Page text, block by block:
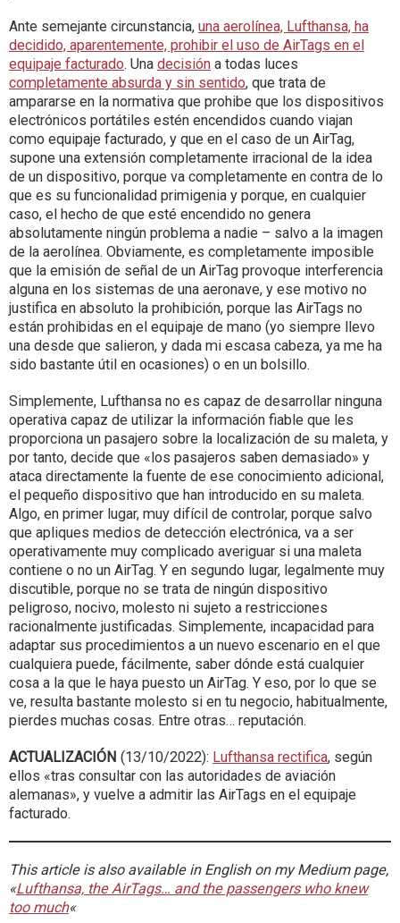
Ante semejante circunstancia, una aerolínea, Lufthansa, ha
decidido, aparentemente, prohibir el uso de AirTags en el
equipaje facturado. Una decisión a todas luces
completamente absurda y sin sentido, que trata de
ampararse en la normativa que prohibe que los dispositivos
electrónicos portátiles estén encendidos cuando viajan
como equipaje facturado, y que en el caso de un AirTag,
supone una extensión completamente irracional de la idea
de un dispositivo, porque va completamente en contra de lo
que es su funcionalidad primigenia y porque, en cualquier
caso, el hecho de que esté encendido no genera
absolutamente ningún problema a nadie – salvo a la imagen
de la aerolínea. Obviamente, es completamente imposible
que la emisión de señal de un AirTag provoque interferencia
alguna en los sistemas de una aeronave, y ese motivo no
justifica en absoluto la prohibición, porque las AirTags no
están prohibidas en el equipaje de mano (yo siempre llevo
una desde que salieron, y dada mi escasa cabeza, ya me ha
sido bastante útil en ocasiones) o en un bolsillo.
Simplemente, Lufthansa no es capaz de desarrollar ninguna
operativa capaz de utilizar la información fiable que les
proporciona un pasajero sobre la localización de su maleta, y
por tanto, decide que «los pasajeros saben demasiado» y
ataca directamente la fuente de ese conocimiento adicional,
el pequeño dispositivo que han introducido en su maleta.
Algo, en primer lugar, muy difícil de controlar, porque salvo
que apliques medios de detección electrónica, va a ser
operativamente muy complicado averiguar si una maleta
contiene o no un AirTag. Y en segundo lugar, legalmente muy
discutible, porque no se trata de ningún dispositivo
peligroso, nocivo, molesto ni sujeto a restricciones
racionalmente justificadas. Simplemente, incapacidad para
adaptar sus procedimientos a un nuevo escenario en el que
cualquiera puede, fácilmente, saber dónde está cualquier
cosa a la que le haya puesto un AirTag. Y eso, por lo que se
ve, resulta bastante molesto si en tu negocio, habitualmente,
pierdes muchas cosas. Entre otras… reputación.
ACTUALIZACIÓN (13/10/2022): Lufthansa rectifica, según
ellos «tras consultar con las autoridades de aviación
alemanas», y vuelve a admitir las AirTags en el equipaje
facturado.
This article is also available in English on my Medium page,
«Lufthansa, the AirTags… and the passengers who knew
too much«